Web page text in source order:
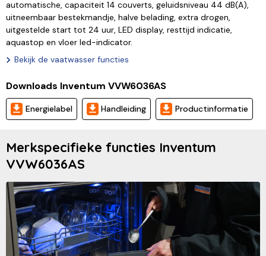
automatische, capaciteit 14 couverts, geluidsniveau 44 dB(A),
uitneembaar bestekmandje, halve belading, extra drogen,
uitgestelde start tot 24 uur, LED display, resttijd indicatie,
aquastop en vloer led-indicator.
Bekijk de vaatwasser functies
Downloads Inventum VVW6036AS
Energielabel Handleiding Productinformatie
Merkspecifieke functies Inventum
VVW6036AS